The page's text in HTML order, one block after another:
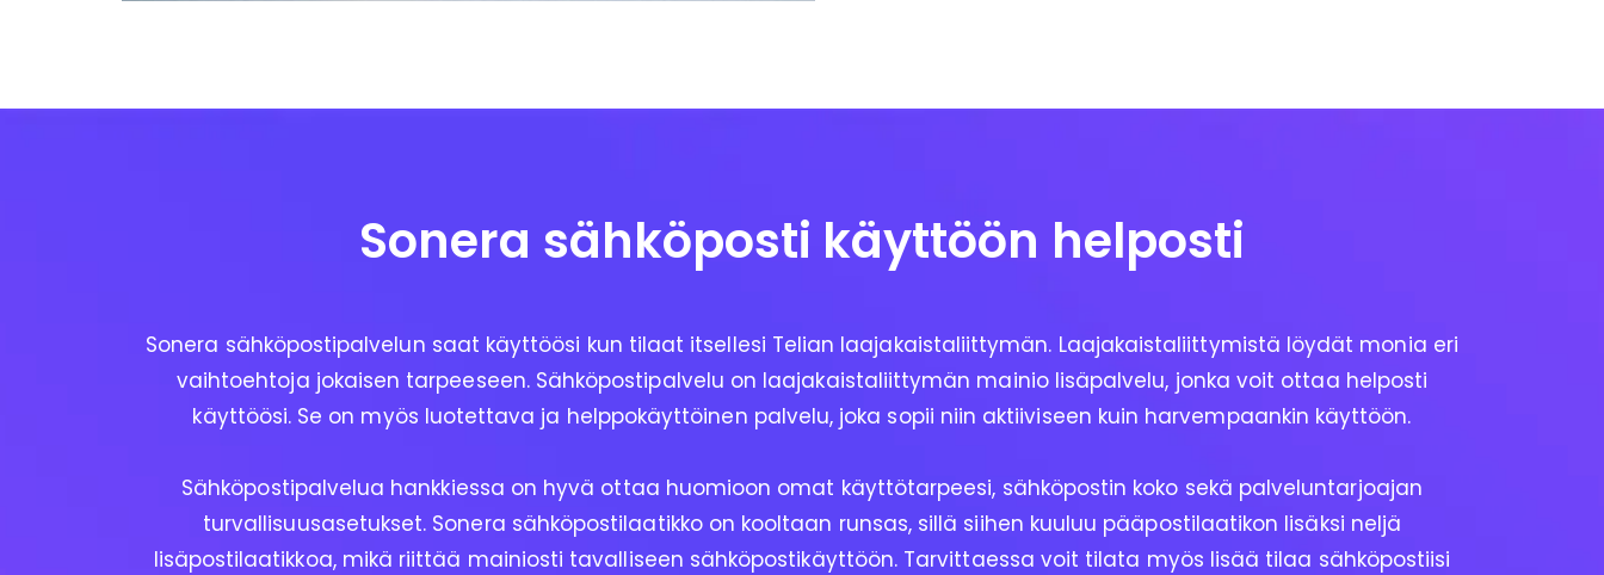
Sonera sähköposti käyttöön helposti
Sonera sähköpostipalvelun saat käyttöösi kun tilaat itsellesi Telian laajakaistaliittymän. Laajakaistaliittymistä löydät monia eri
vaihtoehtoja jokaisen tarpeeseen. Sähköpostipalvelu on laajakaistaliittymän mainio lisäpalvelu, jonka voit ottaa helposti
käyttöösi. Se on myös luotettava ja helppokäyttöinen palvelu, joka sopii niin aktiiviseen kuin harvempaankin käyttöön.
Sähköpostipalvelua hankkiessa on hyvä ottaa huomioon omat käyttötarpeesi, sähköpostin koko sekä palveluntarjoajan
turvallisuusasetukset. Sonera sähköpostilaatikko on kooltaan runsas, sillä siihen kuuluu pääpostilaatikon lisäksi neljä
lisäpostilaatikkoa, mikä riittää mainiosti tavalliseen sähköpostikäyttöön. Tarvittaessa voit tilata myös lisää tilaa sähköpostiisi